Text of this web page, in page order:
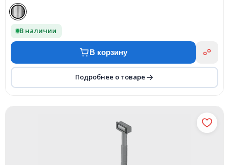
В наличии
В корзину
Подробнее о товаре